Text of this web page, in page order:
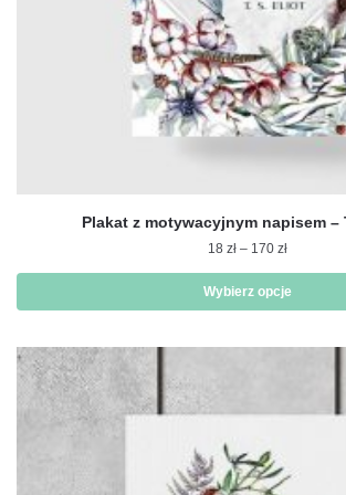
Plakat z motywacyjnym napisem –
18 zł – 170 złZakres
od
18 zł
Wybierz opcje
produkt
Opcje
można